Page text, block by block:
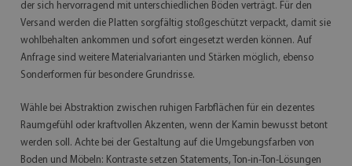
der sich hervorragend mit unterschiedlichen Böden verträgt. Für den
Versand werden die Platten sorgfältig stoßgeschützt verpackt, damit sie
wohlbehalten ankommen und sofort eingesetzt werden können. Auf
Anfrage sind weitere Materialvarianten und Stärken möglich, ebenso
Sonderformen für besondere Grundrisse.
Wähle bei Abstraktion zwischen ruhigen Farbflächen für ein dezentes
Raumgefühl oder kraftvollen Akzenten, wenn der Kamin bewusst betont
werden soll. Achte bei der Gestaltung auf die Umgebungsfarben von
Boden und Möbeln: Kontraste setzen Statements, Ton-in-Ton-Lösungen